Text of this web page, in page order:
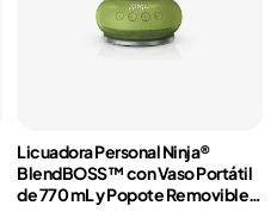
Licuadora Personal Ninja®
BlendBOSS™ con Vaso Portátil
de 770 mL y Popote Removible,